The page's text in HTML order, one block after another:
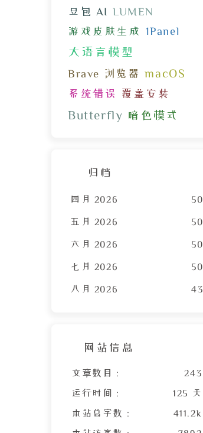
豆包 AI
LUMEN
游戏皮肤生成
1Panel
大语言模型
Brave 浏览器 macOS
系统错误 覆盖安装
Butterfly 暗色模式
归档
四月 2026 50
五月 2026 50
六月 2026 50
七月 2026 50
八月 2026 43
网站信息
文章数目 : 243
运行时间 : 125 天
本站总字数 : 411.2k